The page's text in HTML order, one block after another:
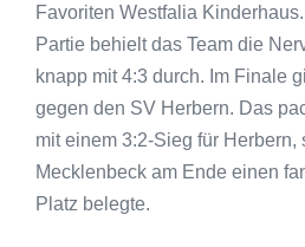
Favoriten Westfalia
Partie behielt das Team die
knapp mit 4:3 durch. Im Finale
gegen den SV Herbern. Das
mit einem 3:2-Sieg für Herbern,
Mecklenbeck am Ende einen
Platz belegte.